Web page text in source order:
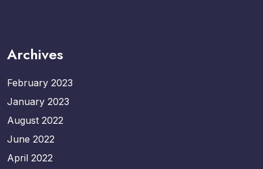
Archives
February 2023
January 2023
August 2022
June 2022
April 2022